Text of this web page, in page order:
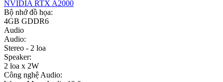
NVIDIA RTX A2000
Bộ nhớ đồ họa:
4GB GDDR6
Audio
Audio:
Stereo - 2 loa
Speaker:
2 loa x 2W
Công nghệ Audio: